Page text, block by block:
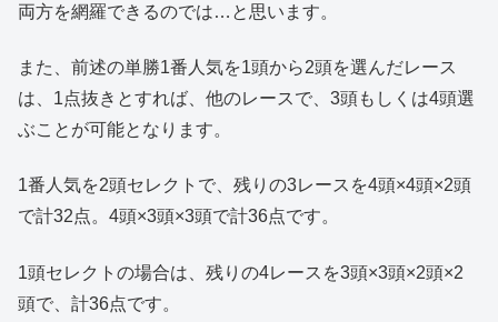
両方を網羅できるのでは…と思います。
また、前述の単勝1番人気を1頭から2頭を選んだレース
は、1点抜きとすれば、他のレースで、3頭もしくは4頭選
ぶことが可能となります。
1番人気を2頭セレクトで、残りの3レースを4頭×4頭×2頭
で計32点。4頭×3頭×3頭で計36点です。
1頭セレクトの場合は、残りの4レースを3頭×3頭×2頭×2
頭で、計36点です。